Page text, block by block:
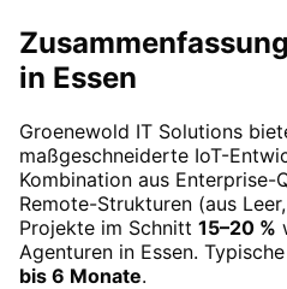
in Essen
Groenewold IT Solutions
maßgeschneiderte IoT-
Kombination aus
Remote-Strukturen (aus
Projekte im Schnitt 15–20 %
Agenturen in Essen.
bis 6 Monate.